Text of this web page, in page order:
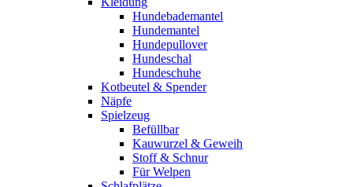
Hundebademantel
Hundemantel
Hundepullover
Hundeschal
Hundeschuhe
Kotbeutel & Spender
Näpfe
Spielzeug
Befüllbar
Kauwurzel & Geweih
Stoff & Schnur
Für Welpen